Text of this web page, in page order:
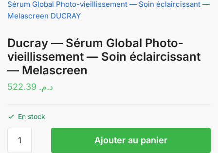
Ducray — Sérum Global Photo-
vieillissement — Soin éclaircissant
— Melascreen
د.م.
En stock
Ajouter au panier